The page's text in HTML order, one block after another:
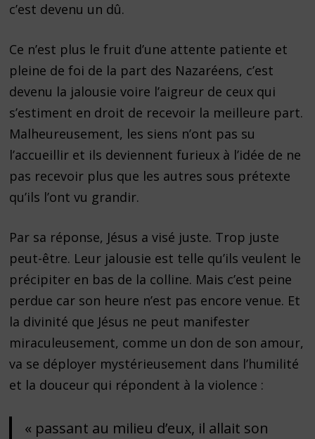
c’est devenu un dû.
Ce n’est plus le fruit d’une attente patiente et
pleine de foi de la part des Nazaréens, c’est
devenu la jalousie voire l’aigreur de ceux qui
s’estiment en droit de recevoir la meilleure part.
Malheureusement, les siens n’ont pas su
l’accueillir et ils deviennent furieux à l’idée de ne
pas recevoir plus que les autres sous prétexte
qu’ils l’ont vu grandir.
Par sa réponse, Jésus a visé juste. Trop juste
peut-être. Leur jalousie est telle qu’ils veulent le
précipiter en bas de la colline. Mais c’est peine
perdue car son heure n’est pas encore venue. Et
la divinité que Jésus ne peut manifester
miraculeusement, comme un don de son amour,
va se déployer mystérieusement dans l’humilité
et la douceur qui répondent à la violence :
« passant au milieu d’eux, il allait son